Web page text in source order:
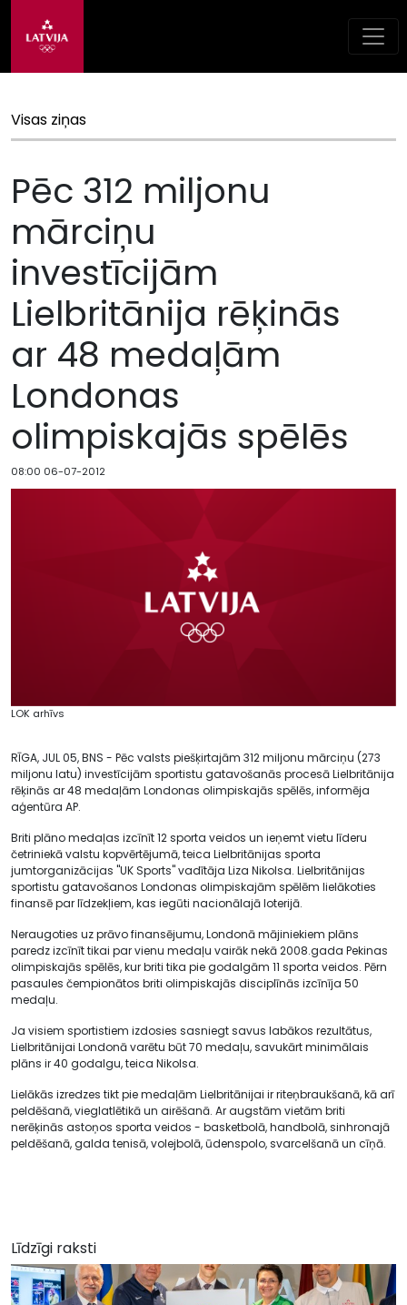
Visas ziņas
Pēc 312 miljonu
mārciņu
investīcijām
Lielbritānija rēķinās
ar 48 medaļām
Londonas
olimpiskajās spēlēs
08:00 06-07-2012
LOK arhīvs
RĪGA, JUL 05, BNS - Pēc valsts piešķirtajām 312 miljonu mārciņu (273
miljonu latu) investīcijām sportistu gatavošanās procesā Lielbritānija
rēķinās ar 48 medaļām Londonas olimpiskajās spēlēs, informēja
aģentūra AP.
Briti plāno medaļas izcīnīt 12 sporta veidos un ieņemt vietu līderu
četriniekā valstu kopvērtējumā, teica Lielbritānijas sporta
jumtorganizācijas "UK Sports" vadītāja Liza Nikolsa. Lielbritānijas
sportistu gatavošanos Londonas olimpiskajām spēlēm lielākoties
finansē par līdzekļiem, kas iegūti nacionālajā loterijā.
Neraugoties uz prāvo finansējumu, Londonā mājiniekiem plāns
paredz izcīnīt tikai par vienu medaļu vairāk nekā 2008.gada Pekinas
olimpiskajās spēlēs, kur briti tika pie godalgām 11 sporta veidos. Pērn
pasaules čempionātos briti olimpiskajās disciplīnās izcīnīja 50
medaļu.
Ja visiem sportistiem izdosies sasniegt savus labākos rezultātus,
Lielbritānijai Londonā varētu būt 70 medaļu, savukārt minimālais
plāns ir 40 godalgu, teica Nikolsa.
Lielākās izredzes tikt pie medaļām Lielbritānijai ir riteņbraukšanā, kā arī
peldēšanā, vieglatlētikā un airēšanā. Ar augstām vietām briti
nerēķinās astoņos sporta veidos - basketbolā, handbolā, sinhronajā
peldēšanā, galda tenisā, volejbolā, ūdenspolo, svarcelšanā un cīņā.
Līdzīgi raksti